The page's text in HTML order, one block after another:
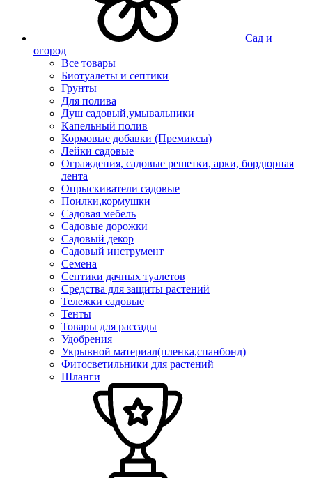
Сад и
огород
Все товары
Биотуалеты и септики
Грунты
Для полива
Душ садовый,умывальники
Капельный полив
Кормовые добавки (Премиксы)
Лейки садовые
Ограждения, садовые решетки, арки, бордюрная
лента
Опрыскиватели садовые
Поилки,кормушки
Садовая мебель
Садовые дорожки
Садовый декор
Садовый инструмент
Семена
Септики дачных туалетов
Средства для защиты растений
Тележки садовые
Тенты
Товары для рассады
Удобрения
Укрывной материал(пленка,спанбонд)
Фитосветильники для растений
Шланги